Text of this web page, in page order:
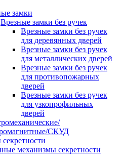
замки
Врезные замки без ручек
Врезные замки без ручек
для деревянных дверей
Врезные замки без ручек
для металлических дверей
Врезные замки без ручек
для противопожарных
дверей
Врезные замки без ручек
для узкопрофильных
дверей
СКУД
механизмы секретности